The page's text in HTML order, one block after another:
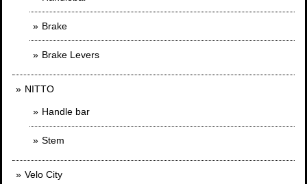
Brake
Brake Levers
NITTO
Handle bar
Stem
Velo City